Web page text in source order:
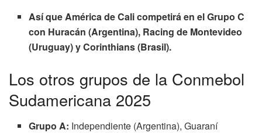
Así que América de Cali competirá en el Grupo C
con Huracán (Argentina), Racing de Montevideo
(Uruguay) y Corinthians (Brasil).
Los otros grupos de la Conmebol
Sudamericana 2025
Grupo A: Independiente (Argentina), Guaraní